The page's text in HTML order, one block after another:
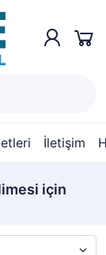
İletişim
için